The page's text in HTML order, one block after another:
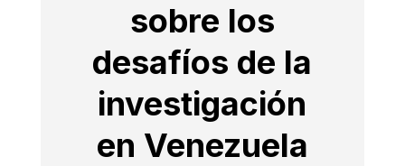
sobre los
desafíos de la
investigación
en Venezuela